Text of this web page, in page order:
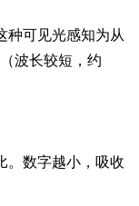
种可见光感知为从
波长较短，约
。数字越小，吸收